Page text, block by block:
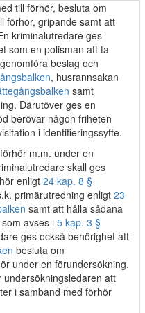
till förhör, besluta om
förhör, gripande samt att
kriminalutredare ges
som en polisman att ta
beslag och
, husrannsakan
samt
Därutöver ges en
berövar någon friheten
i identifieringssyfte.
m.m. under en
skall ges
enligt24 kap. 8 §
primärutredning enligt 23
samt att hålla sådana
avses i 5 kap. 3 §
ges också behörighet att
besluta om
under en förundersökning.
att
i samband med förhör